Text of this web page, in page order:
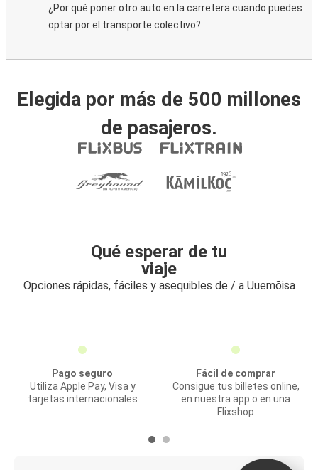
¿Por qué poner otro auto en la carretera cuando puedes
optar por el transporte colectivo?
Elegida por más de 500 millones
de pasajeros.
Qué esperar de tu
viaje
Opciones rápidas, fáciles y asequibles de / a Uuemõisa
Pago seguro
Utiliza Apple Pay, Visa y
tarjetas internacionales
Fácil de comprar
Consigue tus billetes online,
en nuestra app o en una
Flixshop